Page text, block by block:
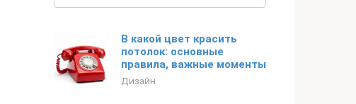
В какой цвет красить
потолок: основные
правила, важные моменты
Дизайн